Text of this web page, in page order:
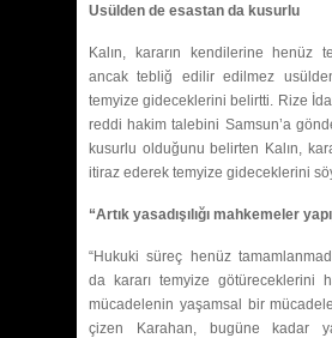
Usülden de esastan da kusurlu
Kalın, kararın kendilerine henüz
ancak tebliğ edilir edilmez
temyize gideceklerini belirtti. Rize
reddi hakim talebini Samsun’a
kusurlu olduğunu belirten Kalın,
itiraz ederek temyize gideceklerini
“Artık yasadışılığı mahkemeler
“Hukuki süreç henüz
da kararı temyize götüreceklerini
mücadelenin yaşamsal bir
çizen Karahan, bugüne kadar